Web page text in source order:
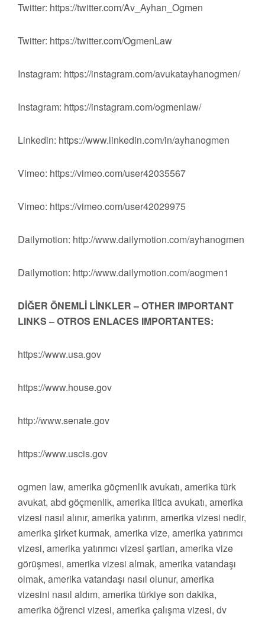
Twitter: https://twitter.com/Av_Ayhan_Ogmen
Twitter: https://twitter.com/OgmenLaw
Instagram: https://instagram.com/avukatayhanogmen/
Instagram: https://instagram.com/ogmenlaw/
Linkedin: https://www.linkedin.com/in/ayhanogmen
Vimeo: https://vimeo.com/user42035567
Vimeo: https://vimeo.com/user42029975
Dailymotion: http://www.dailymotion.com/ayhanogmen
Dailymotion: http://www.dailymotion.com/aogmen1
DİĞER ÖNEMLİ LİNKLER – OTHER IMPORTANT
LINKS – OTROS ENLACES IMPORTANTES:
https://www.usa.gov
https://www.house.gov
http://www.senate.gov
https://www.uscis.gov
ogmen law, amerika göçmenlik avukatı, amerika türk
avukat, abd göçmenlik, amerika iltica avukatı, amerika
vizesi nasıl alınır, amerika yatırım, amerika vizesi nedir,
amerika şirket kurmak, amerika vize, amerika yatırımcı
vizesi, amerika yatırımcı vizesi şartları, amerika vize
görüşmesi, amerika vizesi almak, amerika vatandaşı
olmak, amerika vatandaşı nasıl olunur, amerika
vizesini nasıl aldım, amerika türkiye son dakika,
amerika öğrenci vizesi, amerika çalışma vizesi, dv